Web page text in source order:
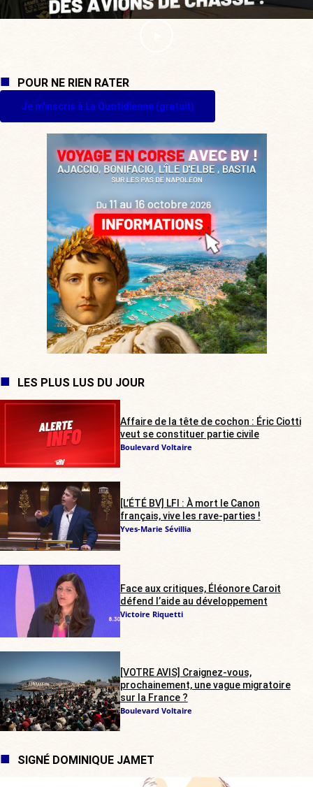
POUR NE RIEN RATER
Je m'inscris à La Quotidienne (gratuit)
LES PLUS LUS DU JOUR
Affaire de la tête de cochon : Éric Ciotti
veut se constituer partie civile
Boulevard Voltaire
[L’ÉTÉ BV] LFI : À mort le Canon
français, vive les rave-parties !
Yves-Marie Sévillia
Face aux critiques, Éléonore Caroit
défend l’aide au développement
Victoire Riquetti
[VOTRE AVIS] Craignez-vous,
prochainement, une vague migratoire
sur la France ?
Boulevard Voltaire
SIGNÉ DOMINIQUE JAMET